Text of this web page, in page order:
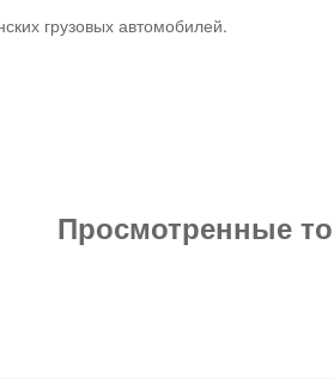
грузовых автомобилей.
Просмотренные